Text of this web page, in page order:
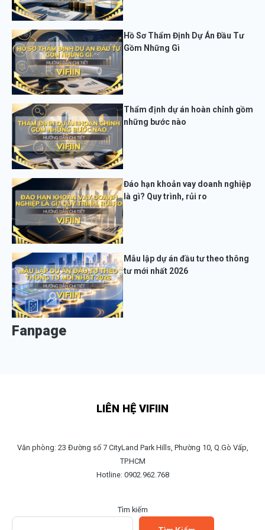
Hồ Sơ Thẩm Định Dự Án Đầu Tư
Gồm Những Gì
Thẩm định dự án hoàn chỉnh gồm
những bước nào
Đáo hạn khoản vay doanh nghiệp
là gì? Quy trình, rủi ro
Mẫu lập dự án đầu tư theo thông
tư mới nhất 2026
Fanpage
LIÊN HỆ VIFIIN
Văn phòng: 23 Đường số 7 CityLand Park Hills, Phường 10, Q.Gò Vấp,
TP.HCM
Hotline: 0902.962.768
Tìm kiếm